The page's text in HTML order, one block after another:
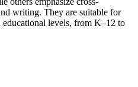
writing. They are suitable for
educational levels, from K–12 to